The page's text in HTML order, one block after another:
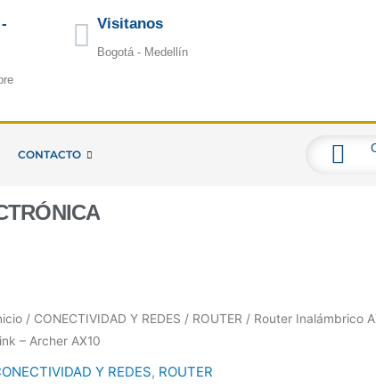
Visitanos
Bogotá - Medellín
CONTACTO
/ CONECTIVIDAD Y REDES / ROUTER / Router Inalámbrico
– Archer AX10
Y REDES, ROUTER